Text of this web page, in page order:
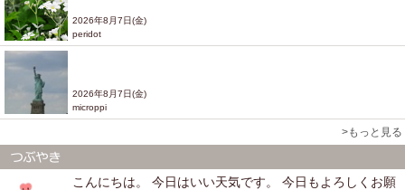
2026年8月7日(金)
peridot
2026年8月7日(金)
microppi
>もっと見る
こんにちは。 今日はいい天気です。 今日もよろしくお願